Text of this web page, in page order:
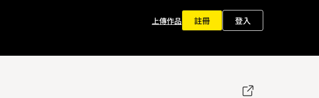
上傳作品 註冊
登入